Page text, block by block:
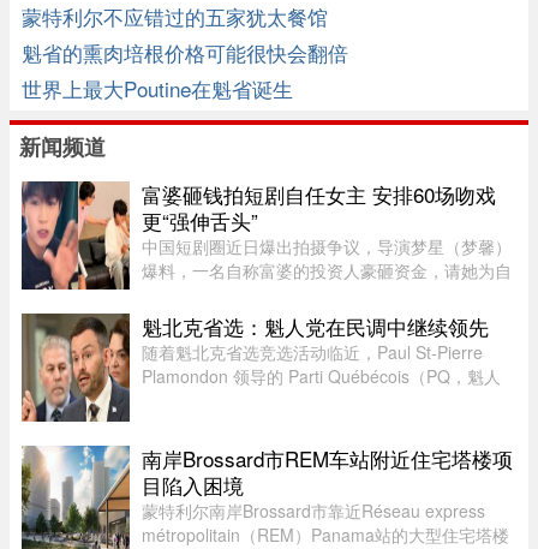
蒙特利尔不应错过的五家犹太餐馆
魁省的熏肉培根价格可能很快会翻倍
世界上最大Poutine在魁省诞生
新闻频道
富婆砸钱拍短剧自任女主 安排60场吻戏
更“强伸舌头”
中国短剧圈近日爆出拍摄争议，导演梦星（梦馨）
爆料，一名自称富婆的投资人豪砸资金，请她为自
主角，并亲选男主角演员，还要求剧中安排60多场
吻戏。男主角演员钟宇飞近 ...
魁北克省选：魁人党在民调中继续领先
随着魁北克省选竞选活动临近，Paul St-Pierre
Plamondon 领导的 Parti Québécois（PQ，魁人
南岸Brossard市REM车站附近住宅塔楼项
目陷入困境
蒙特利尔南岸Brossard市靠近Réseau express
métropolitain（REM）Panama站的大型住宅塔楼